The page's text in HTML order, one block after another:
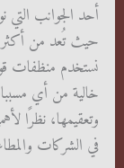
أحد الجوانب التي
حيث تُعد من أكثر
نستخدم منظفات
خالية من أي
وتعقيمها، نظرًا
في الشركات